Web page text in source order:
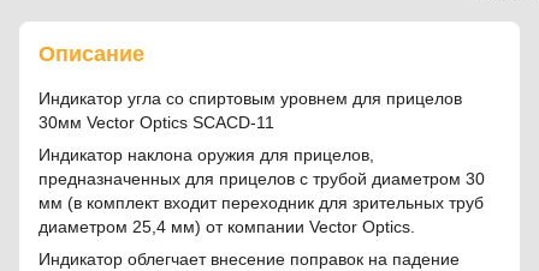
Описание
Индикатор угла со спиртовым уровнем для прицелов
30мм Vector Optics SCACD-11
Индикатор наклона оружия для прицелов,
предназначенных для прицелов с трубой диаметром 30
мм (в комплект входит переходник для зрительных труб
диаметром 25,4 мм) от компании Vector Optics.
Индикатор облегчает внесение поправок на падение